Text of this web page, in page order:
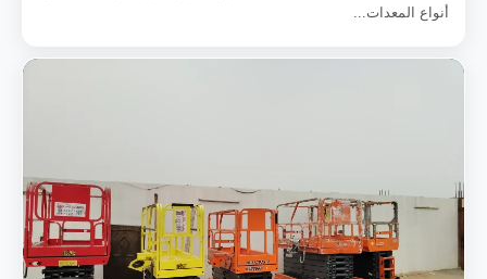
أنواع المعدات...